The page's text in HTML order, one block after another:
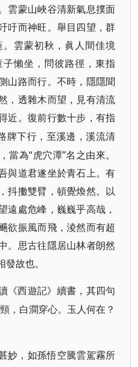
雲蒙山峽谷清新氣息撲面
吁而神旺。舉目四望，群
雲蒙初秋，眞人間佳境
懶坐，問彼路徑，東指
山路而行。不時，隱隱聞
，透雜木而望，見有清流
近。復前行數十步，有指
牌下行，至溪邊，溪流清
為“虎穴潭”名之由來。
與道君遂坐於青石上。有
抖擻雙臂，頓覺煥然。以
遠處危峰，巍巍乎高哉，
欲振風而飛，淩然而有超
。思古往隱居山林者朗然
故也。
《西遊記》續書，其四句
，白澗穿心。玉人何在？
妙，如孫悟空騰雲駕霧所